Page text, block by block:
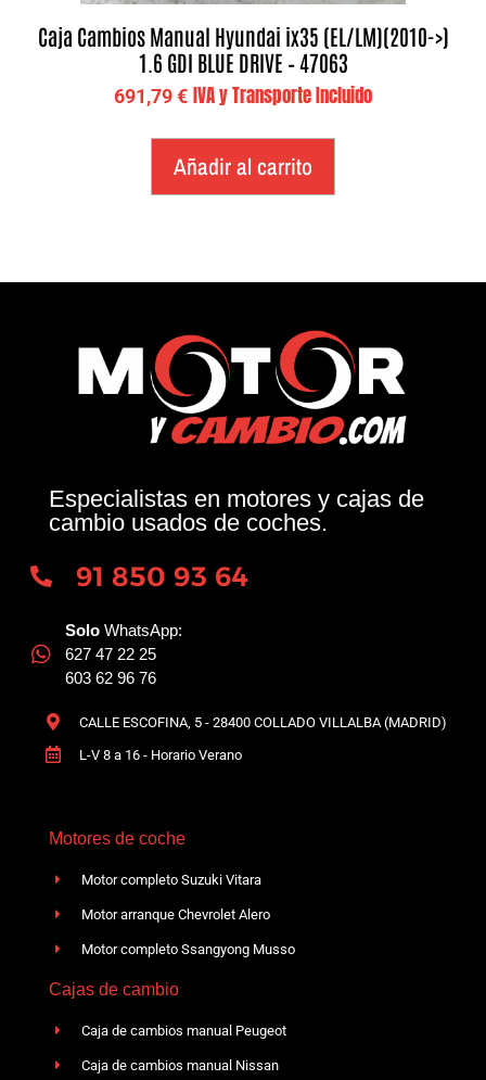
Caja Cambios Manual Hyundai ix35 (EL/LM)(2010->)
1.6 GDI BLUE DRIVE – 47063
691,79€ IVA y Transporte Incluido
Añadir al carrito
Especialistas en motores y cajas de
cambio usados de coches.
91 850 93 64
Solo WhatsApp:
627 47 22 25
603 62 96 76
CALLE ESCOFINA, 5 - 28400 COLLADO VILLALBA (MADRID)
L-V 8 a 16 - Horario Verano
Motores de coche
Motor completo Suzuki Vitara
Motor arranque Chevrolet Alero
Motor completo Ssangyong Musso
Cajas de cambio
Caja de cambios manual Peugeot
Caja de cambios manual Nissan